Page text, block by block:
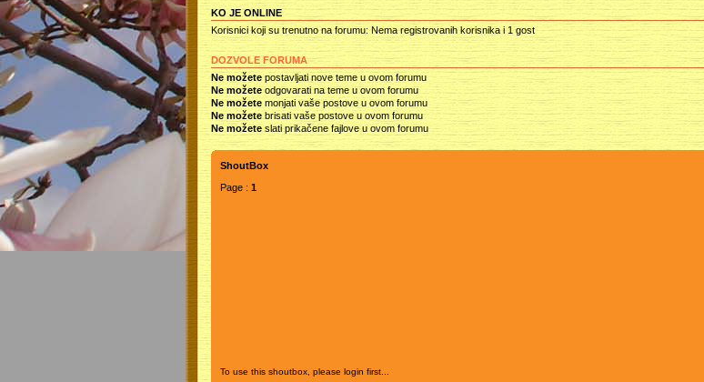
KO JE ONLINE
Korisnici koji su trenutno na forumu: Nema registrovanih korisnika i 1 gost
DOZVOLE FORUMA
Ne možetepostavljati nove teme u ovom forumu
Ne možeteodgovarati na teme u ovom forumu
Ne možetemonjati vaše postove u ovom forumu
Ne možetebrisati vaše postove u ovom forumu
Ne možeteslati prikačene fajlove u ovom forumu
ShoutBox
Page : 1
To use this shoutbox, please login first...